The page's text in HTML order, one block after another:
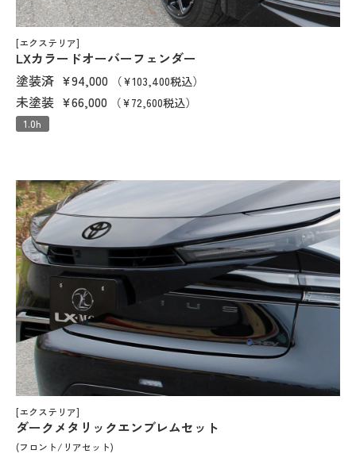
[エクステリア]
LXカラードオーバーフェンダー
塗装済 ¥94,000 （¥103,400税込）
未塗装 ¥66,000 （¥72,600税込）
1.0h
[エクステリア]
ダークメタリックエンブレムセット
(フロント/リアセット)